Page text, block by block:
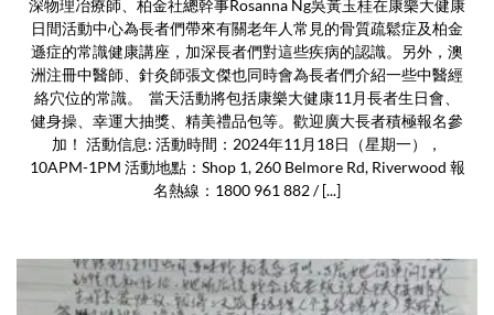
深物理冶療師、柏金社總幹事Rosanna Ng吳黃玉桂在康樂大健康
日間活動中心為長者們帶來有關老年人常見的骨質疏鬆症及柏金
遜症的常識健康講座，加深長者們對這些疾病的認識。另外，澳
洲注冊中醫師、針灸師張文傑也同時會為長者們介紹一些中醫經
絡穴位的常識。 當天活動將包括康樂大健康11月長者生日會、
健身操、幸運大抽獎、精美禮品包等。歡迎廣大長者積極報名參
加！ 活動信息: 活動時間：2024年11月18日（星期一），
10APM-1PM 活動地點：Shop 1, 260 Belmore Rd, Riverwood 報
名熱線：1800 961 882 / [...]